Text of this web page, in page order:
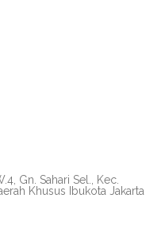
Gn. Sahari Sel., Kec.
Khusus Ibukota Jakarta